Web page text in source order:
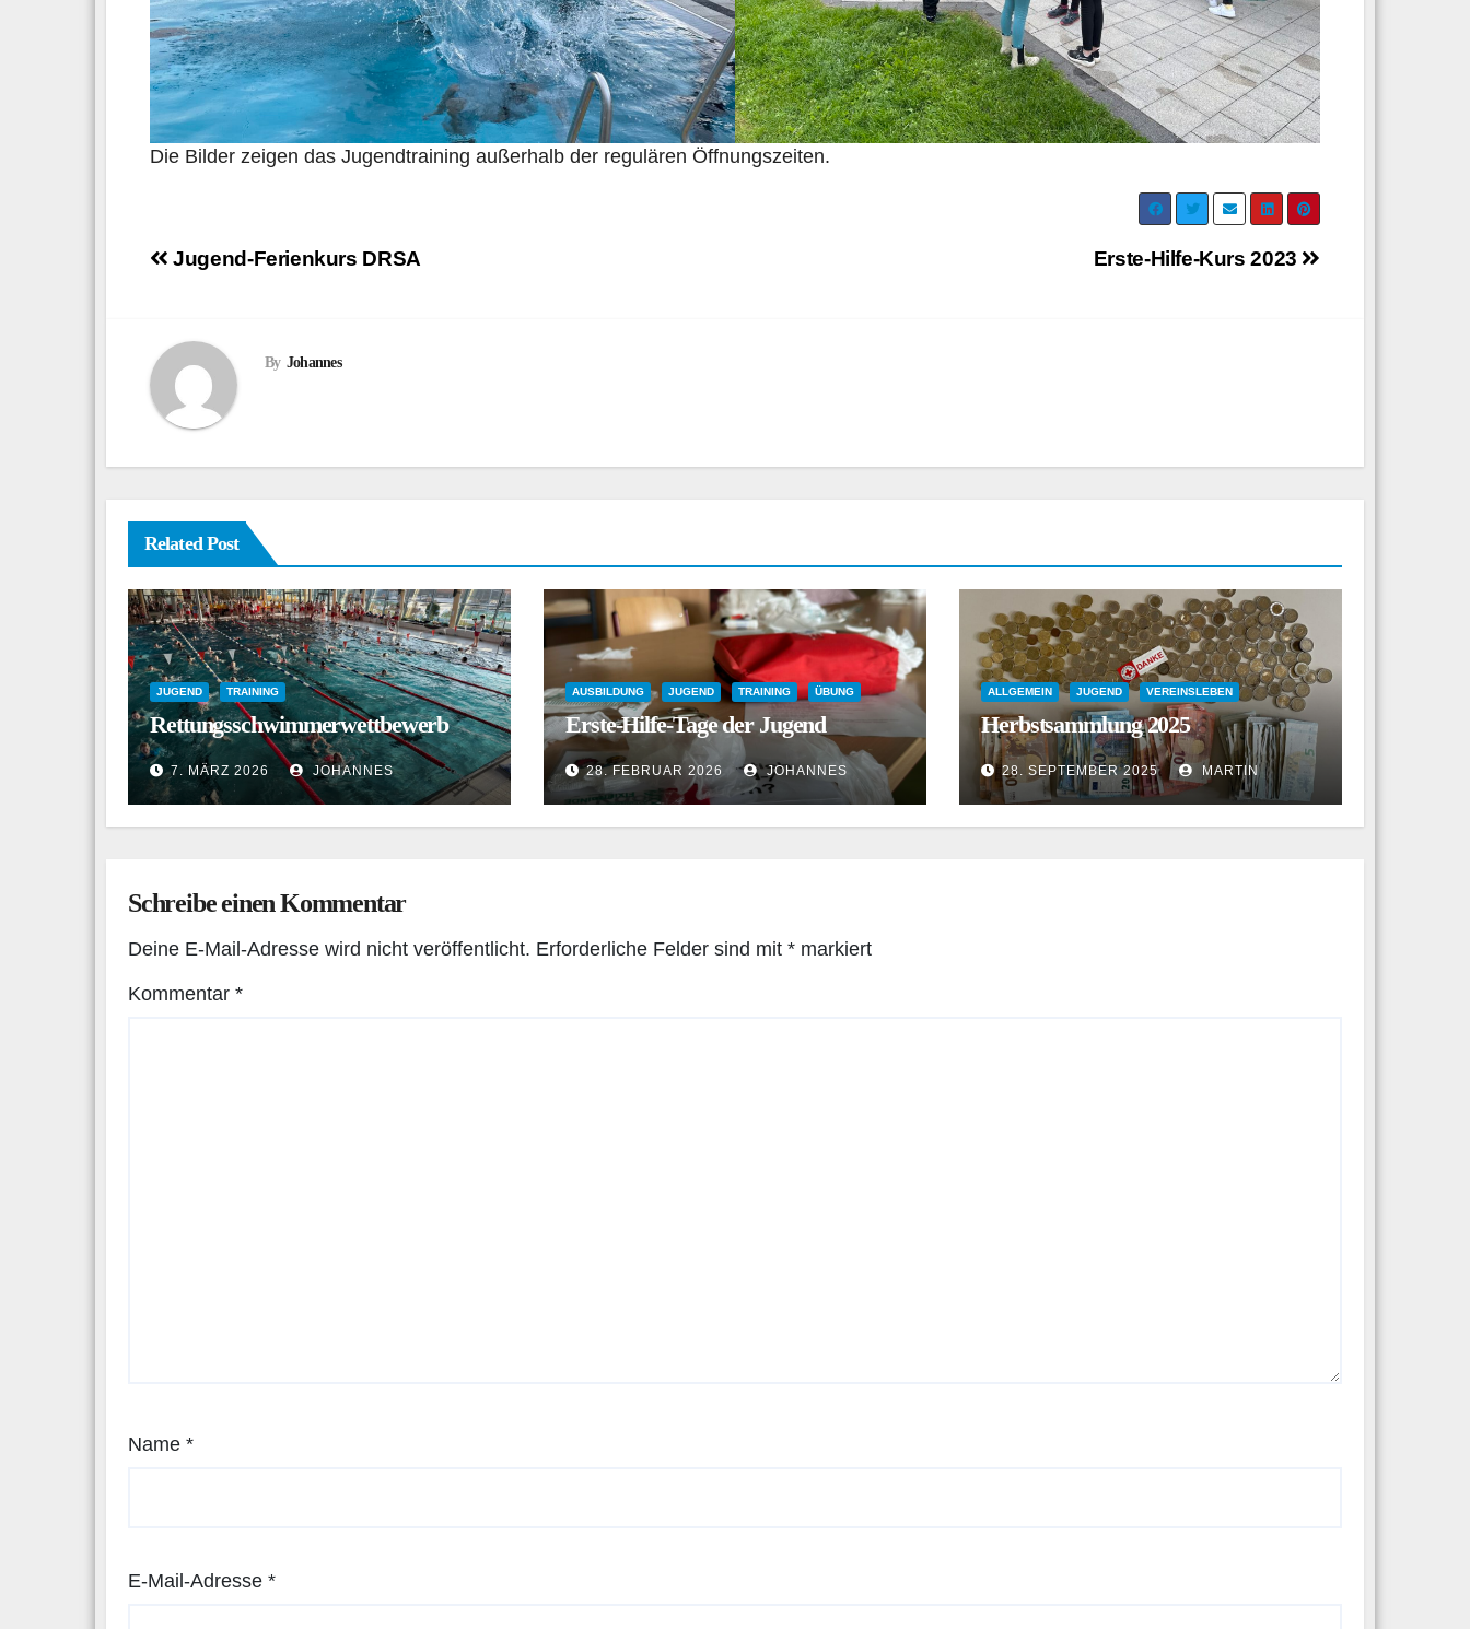
Die Bilder zeigen das Jugendtraining außerhalb der regulären Öffnungszeiten.
Beitragsnavigation Erste-Hilfe-Kurs 2023
Jugend-Ferienkurs DRSA
By Johannes
Related Post
JUGEND TRAINING
Rettungsschwimmerwettbewerb
7. MÄRZ 2026 JOHANNES
AUSBILDUNG JUGEND TRAINING ÜBUNG
Erste-Hilfe-Tage der Jugend
28. FEBRUAR 2026 JOHANNES
ALLGEMEIN JUGEND VEREINSLEBEN
Herbstsammlung 2025
28. SEPTEMBER 2025 MARTIN
Schreibe einen Kommentar
Deine E-Mail-Adresse wird nicht veröffentlicht. Erforderliche Felder sind mit * markiert
Kommentar *
Name *
E-Mail-Adresse *